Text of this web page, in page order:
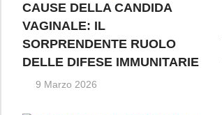
CAUSE DELLA CANDIDA
VAGINALE: IL
SORPRENDENTE RUOLO
DELLE DIFESE IMMUNITARIE
9 Marzo 2026